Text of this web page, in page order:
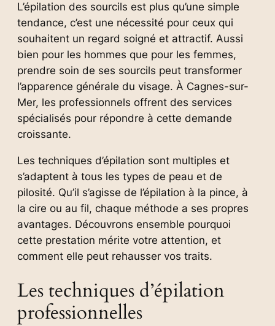
L’épilation des sourcils est plus qu’une simple
tendance, c’est une nécessité pour ceux qui
souhaitent un regard soigné et attractif. Aussi
bien pour les hommes que pour les femmes,
prendre soin de ses sourcils peut transformer
l’apparence générale du visage. À Cagnes-sur-
Mer, les professionnels offrent des services
spécialisés pour répondre à cette demande
croissante.
Les techniques d’épilation sont multiples et
s’adaptent à tous les types de peau et de
pilosité. Qu’il s’agisse de l’épilation à la pince, à
la cire ou au fil, chaque méthode a ses propres
avantages. Découvrons ensemble pourquoi
cette prestation mérite votre attention, et
comment elle peut rehausser vos traits.
Les techniques d’épilation
professionnelles